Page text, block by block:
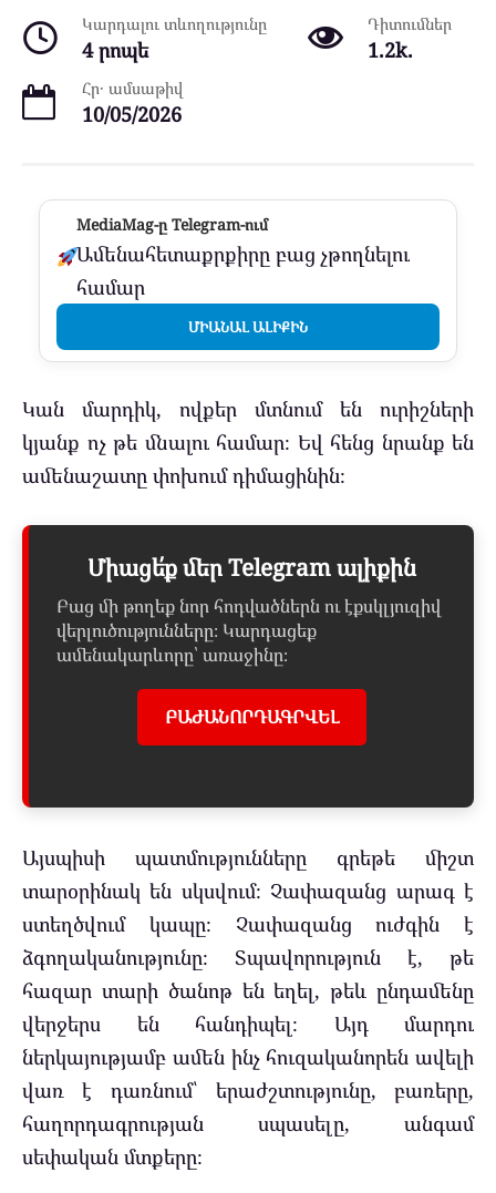
Կարդալու տևողությունը
4 րոպե
Դիտումներ
1.2k.
Հր․ ամսաթիվ
10/05/2026
MediaMag-ը Telegram-ում
Ամենահետաքրքիրը բաց չթողնելու
համար
ՄԻԱՆԱԼ ԱԼԻՔԻՆ
Կան մարդիկ, ովքեր մտնում են ուրիշների
կյանք ոչ թե մնալու համար։ Եվ հենց նրանք են
ամենաշատը փոխում դիմացինին։
Միացե՛ք մեր Telegram ալիքին
Բաց մի թողեք նոր հոդվածներն ու էքսկլյուզիվ
վերլուծությունները։ Կարդացեք
ամենակարևորը՝ առաջինը։
ԲԱԺԱՆՈՐԴԱԳՐՎԵԼ
Այսպիսի պատմությունները գրեթե միշտ
տարօրինակ են սկսվում։ Չափազանց արագ է
ստեղծվում կապը։ Չափազանց ուժգին է
ձգողականությունը։ Տպավորություն է, թե
հազար տարի ծանոթ են եղել, թեև ընդամենը
վերջերս են հանդիպել։ Այդ մարդու
ներկայությամբ ամեն ինչ հուզականորեն ավելի
վառ է դառնում՝ երաժշտությունը, բառերը,
հաղորդագրության սպասելը, անգամ
սեփական մտքերը։